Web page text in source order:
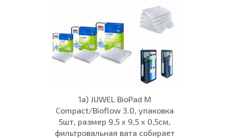
1а) JUWEL BioPad M
Compact/Bioflow 3.0, упаковка
5шт, размер 9,5 x 9,5 x 0,5см,
фильтровальная вата собирает